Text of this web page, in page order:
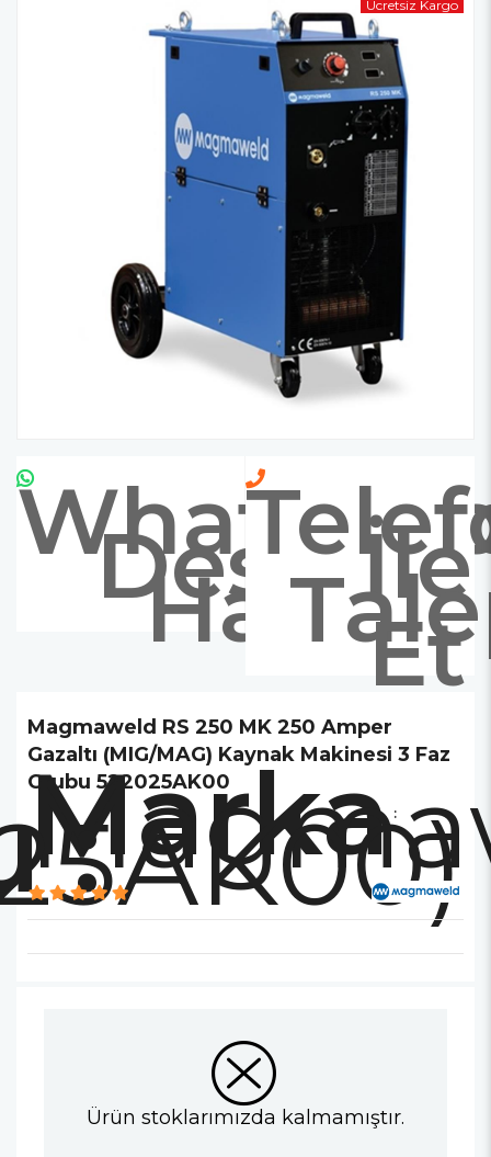
Ücretsiz Kargo
Destek
Hattıİle
Et
Magmaweld RS 250 MK 250 Amper
Gazaltı (MIG/MAG) Kaynak Makinesi 3 Faz
Grubu 522025AK00
Marka :
Ürün stoklarımızda kalmamıştır.